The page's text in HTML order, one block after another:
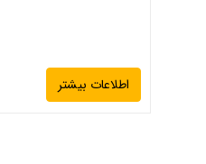
اطلاعات بیشتر